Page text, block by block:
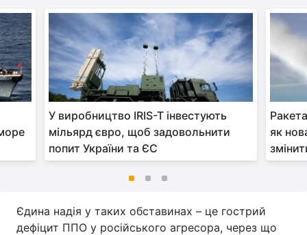
У виробництво IRIS-T інвестують
мільярд євро, щоб задовольнити
попит України та ЄС
як
Єдина надія у таких обставинах – це гострий
дефіцит ППО у російського агресора, через що